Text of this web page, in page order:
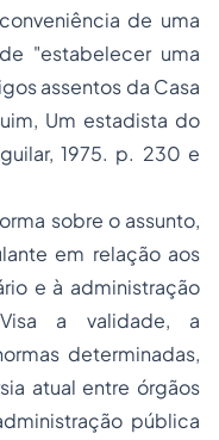
de uma
"estabelecer uma
assentos da Casa
Um estadista do
1975. p. 230 e
sobre o assunto,
em relação aos
e à administração
a validade, a
determinadas,
atual entre órgãos
pública